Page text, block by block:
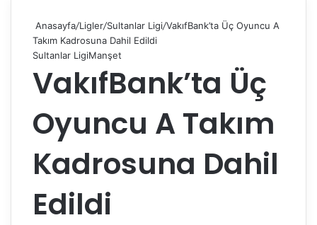
Anasayfa/Ligler/Sultanlar Ligi/VakıfBank’ta Üç Oyuncu A
Takım Kadrosuna Dahil Edildi
Sultanlar LigiManşet
VakıfBank’ta Üç
Oyuncu A Takım
Kadrosuna Dahil
Edildi